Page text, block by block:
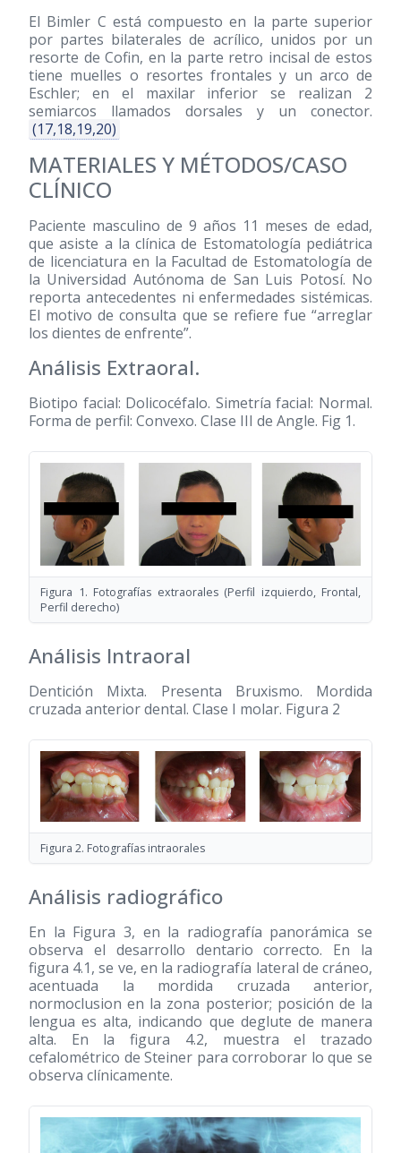
El Bimler C está compuesto en la parte superior
por partes bilaterales de acrílico, unidos por un
resorte de Cofin, en la parte retro incisal de estos
tiene muelles o resortes frontales y un arco de
Eschler; en el maxilar inferior se realizan 2
semiarcos llamados dorsales y un conector.
(17,18,19,20)
MATERIALES Y MÉTODOS/CASO
CLÍNICO
Paciente masculino de 9 años 11 meses de edad,
que asiste a la clínica de Estomatología pediátrica
de licenciatura en la Facultad de Estomatología de
la Universidad Autónoma de San Luis Potosí. No
reporta antecedentes ni enfermedades sistémicas.
El motivo de consulta que se refiere fue “arreglar
los dientes de enfrente”.
Análisis Extraoral.
Biotipo facial: Dolicocéfalo. Simetría facial: Normal.
Forma de perfil: Convexo. Clase III de Angle. Fig 1.
Figura 1. Fotografías extraorales (Perfil izquierdo, Frontal,
Perfil derecho)
Análisis Intraoral
Dentición Mixta. Presenta Bruxismo. Mordida
cruzada anterior dental. Clase I molar. Figura 2
Figura 2. Fotografías intraorales
Análisis radiográfico
En la Figura 3, en la radiografía panorámica se
observa el desarrollo dentario correcto. En la
figura 4.1, se ve, en la radiografía lateral de cráneo,
acentuada la mordida cruzada anterior,
normoclusion en la zona posterior; posición de la
lengua es alta, indicando que deglute de manera
alta. En la figura 4.2, muestra el trazado
cefalométrico de Steiner para corroborar lo que se
observa clínicamente.